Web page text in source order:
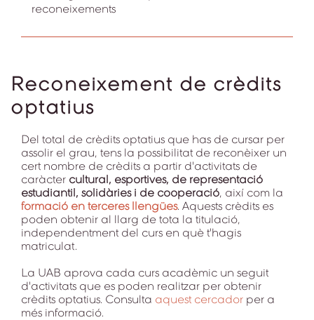
reconeixements
Reconeixement de crèdits
optatius
Del total de crèdits optatius que has de cursar per
assolir el grau, tens la possibilitat de reconèixer un
cert nombre de crèdits a partir d'activitats de
caràcter cultural, esportives, de representació
estudiantil, solidàries i de cooperació, així com la
formació en terceres llengües. Aquests crèdits es
poden obtenir al llarg de tota la titulació,
independentment del curs en què t'hagis
matriculat.
La UAB aprova cada curs acadèmic un seguit
d'activitats que es poden realitzar per obtenir
crèdits optatius. Consulta aquest cercador per a
més informació.